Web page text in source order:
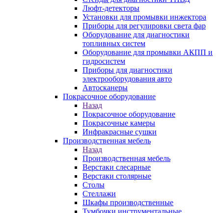
Люфт-детекторы
Установки для промывки инжектора
Приборы для регулировки света фар
Оборудование для диагностики
топливных систем
Оборудование для промывки АКПП и
гидросистем
Приборы для диагностики
электрооборудования авто
Автосканеры
Покрасочное оборудование
Назад
Покрасочное оборудование
Покрасочные камеры
Инфракрасные сушки
Производственная мебель
Назад
Производственная мебель
Верстаки слесарные
Верстаки столярные
Столы
Стеллажи
Шкафы производственные
Тумбочки инструментальные